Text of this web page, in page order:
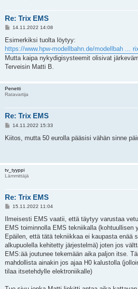
Re: Trix EMS
V
e
t
i
14.11.2022 14:08
Esimerkiksi tuolta löytyy:
https://www.hpw-modellbahn.de/modellbah ...
Mutta kaipa nykydigisysteemit olisivat
Terveisin Matti B.
Penetti
Ratavartija
Re: Trix EMS
V
e
14.11.2022 15:33
Kiitos, mutta 50 eurolla pääsisi vähän sinne
tv_tyyppi
Lämmittäjä
Re: Trix EMS
V
e
t
i
15.11.2022 11:04
Ilmeisesti EMS vaatii, että täytyy varustaa
EMS toiminnolla EMS tekniikalla (kohtuullisen
Epäilen, että tätä tekniikkaa ei kaupasta enää
alkupuolella kehitetty järjestelmä) joten jos
EMS:ää joutunee tekemään aika paljon itse.
mahdollista ainakin jos ajaa H0 kalustolla
tilaa itsetehdylle elektroniikalle)